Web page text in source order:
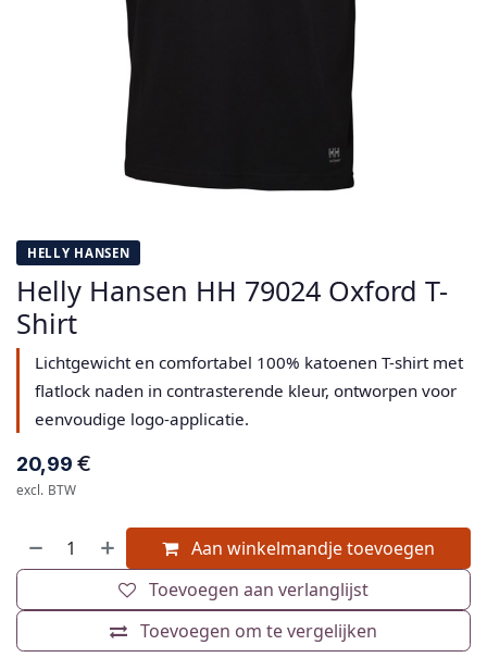
HELLY HANSEN
Helly Hansen HH 79024 Oxford T-
Shirt
Lichtgewicht en comfortabel 100% katoenen T-shirt met
flatlock naden in contrasterende kleur, ontworpen voor
eenvoudige logo-applicatie.
20,99 €
excl. BTW
Aan winkelmandje toevoegen
Toevoegen om te vergelijken
Toevoegen aan verlanglijst